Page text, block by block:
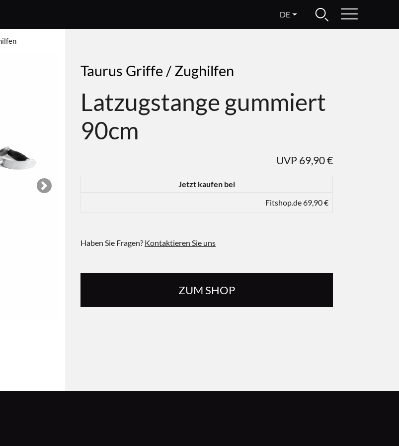
DE
Next
Taurus Griffe / Zughilfen
Latzugstange gummiert
90cm
UVP 69,90 €
Jetzt kaufen bei
Fitshop.de 69,90 €
Haben Sie Fragen? Kontaktieren Sie uns
ZUM SHOP